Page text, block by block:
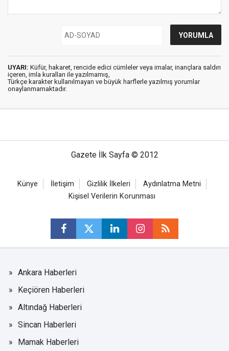
UYARI: Küfür, hakaret, rencide edici cümleler veya imalar, inançlara saldırı
içeren, imla kuralları ile yazılmamış,
Türkçe karakter kullanılmayan ve büyük harflerle yazılmış yorumlar
onaylanmamaktadır.
Gazete İlk Sayfa © 2012
Künye İletişim Gizlilik İlkeleri
Aydınlatma Metni
Kişisel Verilerin Korunması
Ankara Haberleri
Keçiören Haberleri
Altındağ Haberleri
Sincan Haberleri
Mamak Haberleri